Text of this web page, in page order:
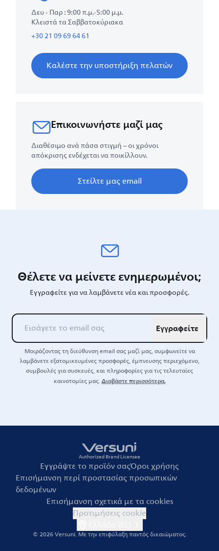
Δευ - Παρ : 9:00 π.μ.-5:00 μ.μ.
Κλειστά τα Σαββατοκύριακα
+30 21 09 69 64 61
Καλέστε την υποστήριξη πελατών
Επικοινωνήστε μαζί μας
Διαθέσιμο ανά πάσα στιγμή – οι χρόνοι
απόκρισης ενδέχεται να ποικίλλουν.
Στείλτε μας email
Θέλετε να μείνετε ενημερωμένοι;
Εγγραφείτε για να λαμβάνετε νέα και προσφορές.
Εγγραφείτε
Μοιράζοντας τη διεύθυνση email σας μαζί μας, συμφωνείτε να
λαμβάνετε εξατομικευμένες προσφορές, έμπνευσης περιεχόμενο,
συμβουλές για συσκευές, και πληροφορίες για τις τελευταίες
καινοτομίες μας.Διαβάστε περισσότερα.
Authorized Brand Licensee
Εγγράψτε το προϊόν σαςΌροι χρήσης
Επισήμανση περί προστασίας προσωπικών
δεδομένων
Επισήμανση σχετικά με τα cookies
Προτιμήσεις cookie
© 2026 Versuni. Με την επιφύλαξη παντός δικαιώματος.